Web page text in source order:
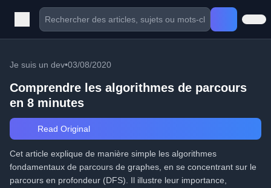
Je suis un dev•03/08/2020
Comprendre les algorithmes de parcours
en 8 minutes
Read Original
Cet article explique de manière simple les algorithmes
fondamentaux de parcours de graphes, en se concentrant sur le
parcours en profondeur (DFS). Il illustre leur importance,